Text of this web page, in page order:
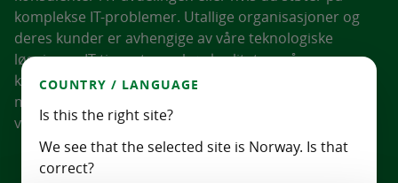
komplekse IT-problemer. Utallige organisasjoner og
deres kunder er avhengige av våre teknologiske
løsninger, IT-tjenester av høy kvalitet og våre
kvalifiserte fagfolk hver dag. Vi hjelper våre kunder
med å gjøre det de gjør best. Sammen sørger vi for at
viktige prosesser i din bedrift alltid fortsetter å kjøre.
COUNTRY / LANGUAGE
Is this the right site?
We see that the selected site is Norway. Is that
correct?